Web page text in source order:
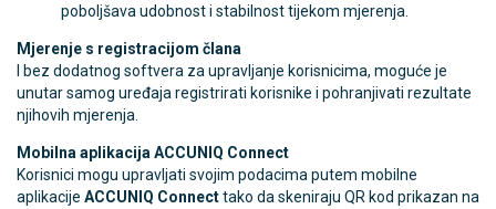
poboljšava udobnost i stabilnost tijekom mjerenja.
Mjerenje s registracijom člana
I bez dodatnog softvera za upravljanje korisnicima, moguće je
unutar samog uređaja registrirati korisnike i pohranjivati rezultate
njihovih mjerenja.
Mobilna aplikacija ACCUNIQ Connect
Korisnici mogu upravljati svojim podacima putem mobilne
aplikacije ACCUNIQ Connecttako da skeniraju QR kod prikazan na